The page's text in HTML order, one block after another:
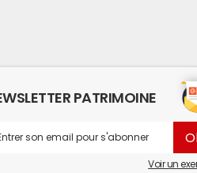
PATRIMOINE
Voir un